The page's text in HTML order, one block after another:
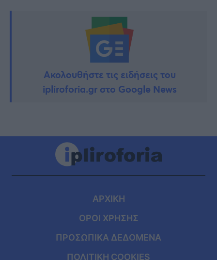
Ακολουθήστε τις ειδήσεις του
ipliroforia.gr στο Google News
ΑΡΧΙΚΗ
ΟΡΟΙ ΧΡΗΣΗΣ
ΠΡΟΣΩΠΙΚΑ ΔΕΔΟΜΕΝΑ
ΠΟΛΙΤΙΚΗ COOKIES